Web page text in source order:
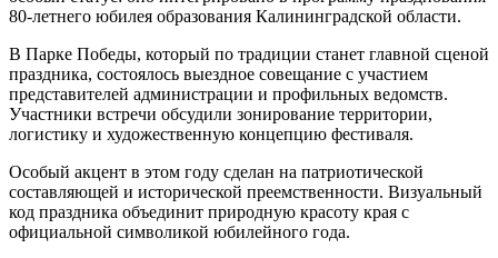
80-летнего юбилея образования Калининградской области.
В Парке Победы, который по традиции станет главной сценой
праздника, состоялось выездное совещание с участием
представителей администрации и профильных ведомств.
Участники встречи обсудили зонирование территории,
логистику и художественную концепцию фестиваля.
Особый акцент в этом году сделан на патриотической
составляющей и исторической преемственности. Визуальный
код праздника объединит природную красоту края с
официальной символикой юбилейного года.